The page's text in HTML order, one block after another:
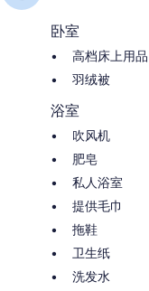
卧室
高档床上用品
羽绒被
浴室
吹风机
肥皂
私人浴室
提供毛巾
拖鞋
卫生纸
洗发水